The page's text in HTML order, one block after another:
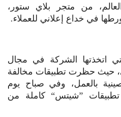
من متجر بلاي ستور،
في خداع إعلاني للعملاء.
اتخذتها الشركة في مجال
حيث حظرت تطبيقات مخالفة
بالعمل، وفي صباح يوم
”شيتس“ كاملة من